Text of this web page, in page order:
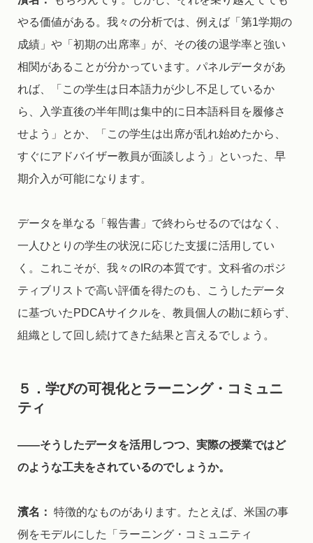
やる価値がある。我々の分析では、例えば「第1学期の
成績」や「初期の出席率」が、その後の退学率と強い
相関があることが分かっています。パネルデータがあ
れば、「この学生は日本語力が少し不足しているか
ら、入学直後の半年間は集中的に日本語科目を履修さ
せよう」とか、「この学生は出席が乱れ始めたから、
すぐにアドバイザー教員が面談しよう」といった、早
期介入が可能になります。
データを単なる「報告書」で終わらせるのではなく、
一人ひとりの学生の状況に応じた支援に活用してい
く。これこそが、我々のIRの本質です。文科省のポジ
ティブリストで高い評価を得たのも、こうしたデータ
に基づいたPDCAサイクルを、教員個人の勘に頼らず、
組織として回し続けてきた結果と言えるでしょう。
５．学びの可視化とラーニング・コミュニ
ティ
――そうしたデータを活用しつつ、実際の授業ではど
のような工夫をされているのでしょうか。
濱名： 特徴的なものがあります。たとえば、米国の事
例をモデルにした「ラーニング・コミュニティ